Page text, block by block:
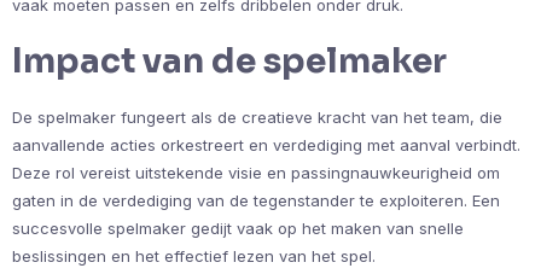
vaak moeten passen en zelfs dribbelen onder druk.
Impact van de spelmaker
De spelmaker fungeert als de creatieve kracht van het team, die
aanvallende acties orkestreert en verdediging met aanval verbindt.
Deze rol vereist uitstekende visie en passingnauwkeurigheid om
gaten in de verdediging van de tegenstander te exploiteren. Een
succesvolle spelmaker gedijt vaak op het maken van snelle
beslissingen en het effectief lezen van het spel.